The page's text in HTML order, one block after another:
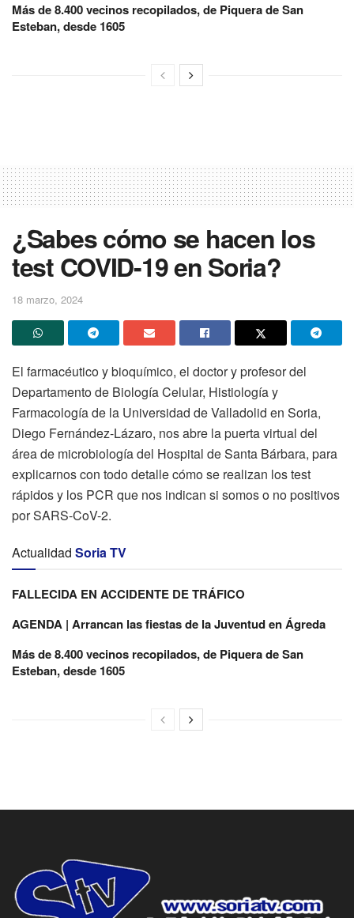
Más de 8.400 vecinos recopilados, de Piquera de San
Esteban, desde 1605
¿Sabes cómo se hacen los
test COVID-19 en Soria?
18 marzo, 2024
El farmacéutico y bioquímico, el doctor y profesor del
Departamento de Biología Celular, Histiología y
Farmacología de la Universidad de Valladolid en Soria,
Diego Fernández-Lázaro, nos abre la puerta virtual del
área de microbiología del Hospital de Santa Bárbara, para
explicarnos con todo detalle cómo se realizan los test
rápidos y los PCR que nos indican si somos o no positivos
por SARS-CoV-2.
Actualidad Soria TV
FALLECIDA EN ACCIDENTE DE TRÁFICO
AGENDA | Arrancan las fiestas de la Juventud en Ágreda
Más de 8.400 vecinos recopilados, de Piquera de San
Esteban, desde 1605